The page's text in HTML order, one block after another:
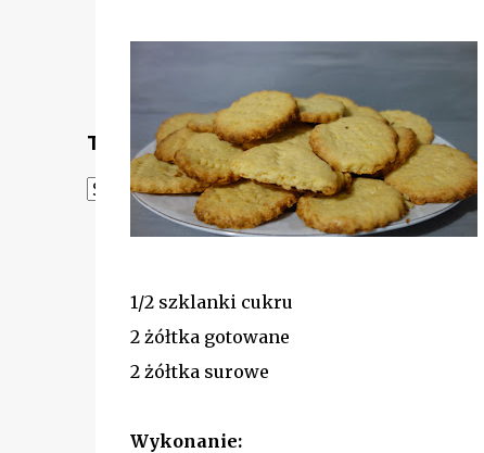
Translate
Powered by Translate
1/2 szklanki cukru
2 żółtka gotowane
2 żółtka surowe
Wykonanie: